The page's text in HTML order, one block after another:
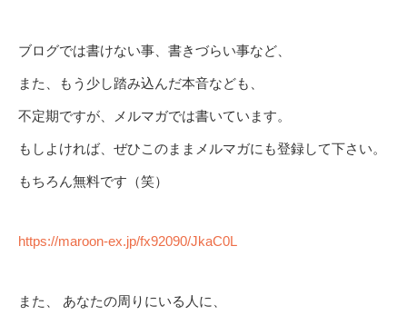
ブログでは書けない事、書きづらい事など、
また、もう少し踏み込んだ本音なども、
不定期ですが、メルマガでは書いています。
もしよければ、ぜひこのままメルマガにも登録して下さい。
もちろん無料です（笑）
https://maroon-ex.jp/fx92090/JkaC0L
また、 あなたの周りにいる人に、